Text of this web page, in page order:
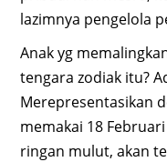
lazimnya pengelola
Anak yg
tengara zodiak itu?
Merepresentasikan
memakai 18
ringan mulut, akan